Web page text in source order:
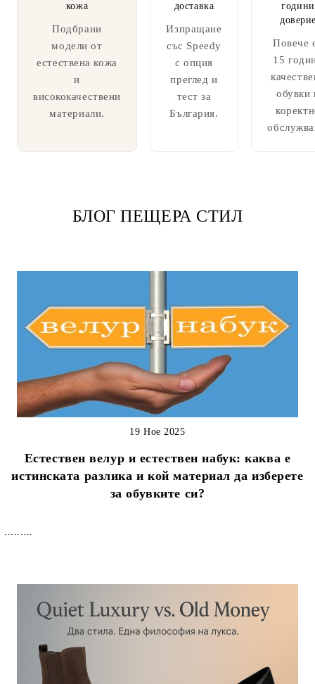
кожа
Подбрани
модели от
естествена кожа
и
висококачествени
материали.
доставка
Изпращане
със Speedy
с опция
преглед и
тест за
България.
години
Повече
15
обувки
БЛОГ ПЕЩЕРА СТИЛ
Естествен велур и естествен набук: каква е
истинската разлика и кой материал да изберете
за обувките си?
19 Ное 2025
.........